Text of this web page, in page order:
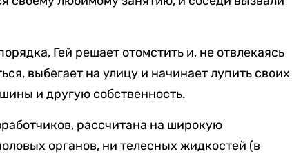
Гей решает отомстить и, не отвлекаясь
выбегает на улицу и начинает лупить своих
и другую собственность.
рассчитана на широкую
органов, ни телесных жидкостей (в